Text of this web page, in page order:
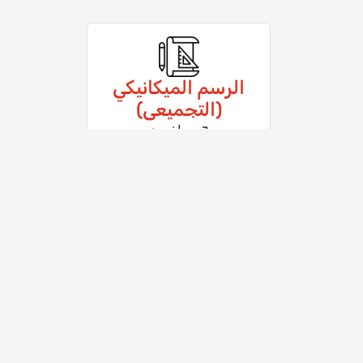
الرسم الميكانيكي
(التجميعى)
٦ محاضرين